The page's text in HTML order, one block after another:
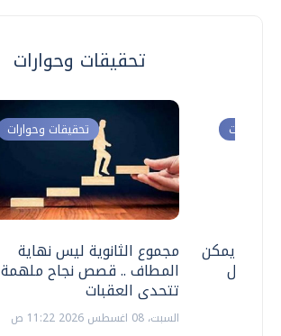
تحقيقات وحوارات
تحقيقات وحوارات
مجموع الثانوية ليس نهاية
المطاف .. قصص نجاح ملهمة
تتحدى العقبات
السبت، 08 اغسطس 2026 11:22 ص
وحوارات
.. هل يمكن
نتعامل